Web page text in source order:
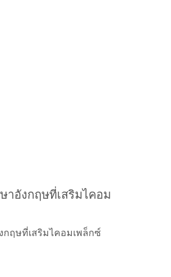
าอังกฤษที่เสริมไคอม
กฤษที่เสริมไคอมเพล็กซ์